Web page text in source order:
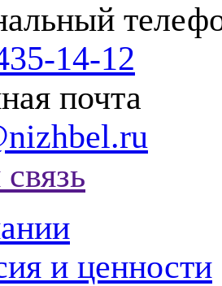
14-12
почта
и ценности